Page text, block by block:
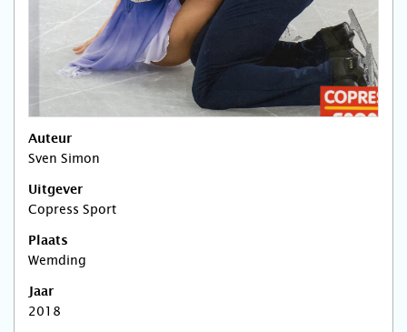
Auteur
Sven Simon
Uitgever
Copress Sport
Plaats
Wemding
Jaar
2018